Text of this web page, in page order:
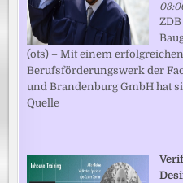
(ots) – Mit einem
Berufsförderungswerk der
und Brandenburg GmbH hat
Quelle